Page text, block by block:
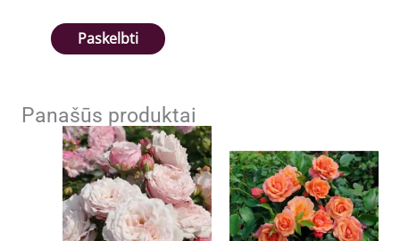
Panašūs produktai